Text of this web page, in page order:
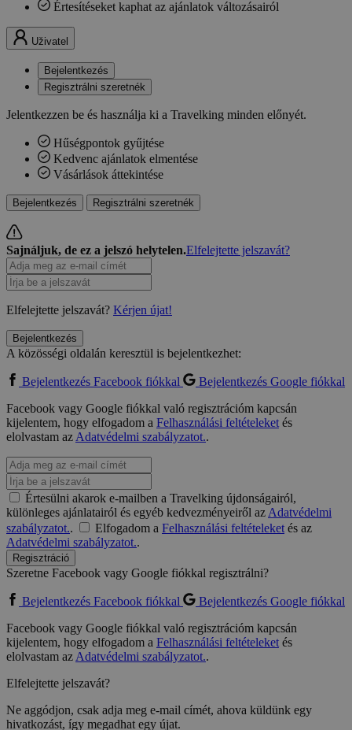
Értesítéseket kaphat az ajánlatok változásairól
Uživatel
Bejelentkezés
Regisztrálni szeretnék
Jelentkezzen be és használja ki a Travelking minden előnyét.
Hűségpontok gyűjtése
Kedvenc ajánlatok elmentése
Vásárlások áttekintése
Bejelentkezés Regisztrálni szeretnék
Sajnáljuk, de ez a jelszó helytelen.Elfelejtette jelszavát?
Elfelejtette jelszavát? Kérjen újat!
Bejelentkezés
A közösségi oldalán keresztül is bejelentkezhet:
Bejelentkezés Facebook fiókkal
Bejelentkezés Google fiókkal
Facebook vagy Google fiókkal való regisztrációm kapcsán
kijelentem, hogy elfogadom a Felhasználási feltételeketés
elolvastam azAdatvédelmi szabályzatot..
Értesülni akarok e-mailben a Travelking újdonságairól,
különleges ajánlatairól és egyéb kedvezményeiről azAdatvédelmi
szabályzatot.. Elfogadom a Felhasználási feltételeketés az
Adatvédelmi szabályzatot..
Regisztráció
Szeretne Facebook vagy Google fiókkal regisztrálni?
Bejelentkezés Facebook fiókkal
Bejelentkezés Google fiókkal
Facebook vagy Google fiókkal való regisztrációm kapcsán
kijelentem, hogy elfogadom a Felhasználási feltételeketés
elolvastam azAdatvédelmi szabályzatot..
Elfelejtette jelszavát?
Ne aggódjon, csak adja meg e-mail címét, ahova küldünk egy
hivatkozást, így megadhat egy újat.